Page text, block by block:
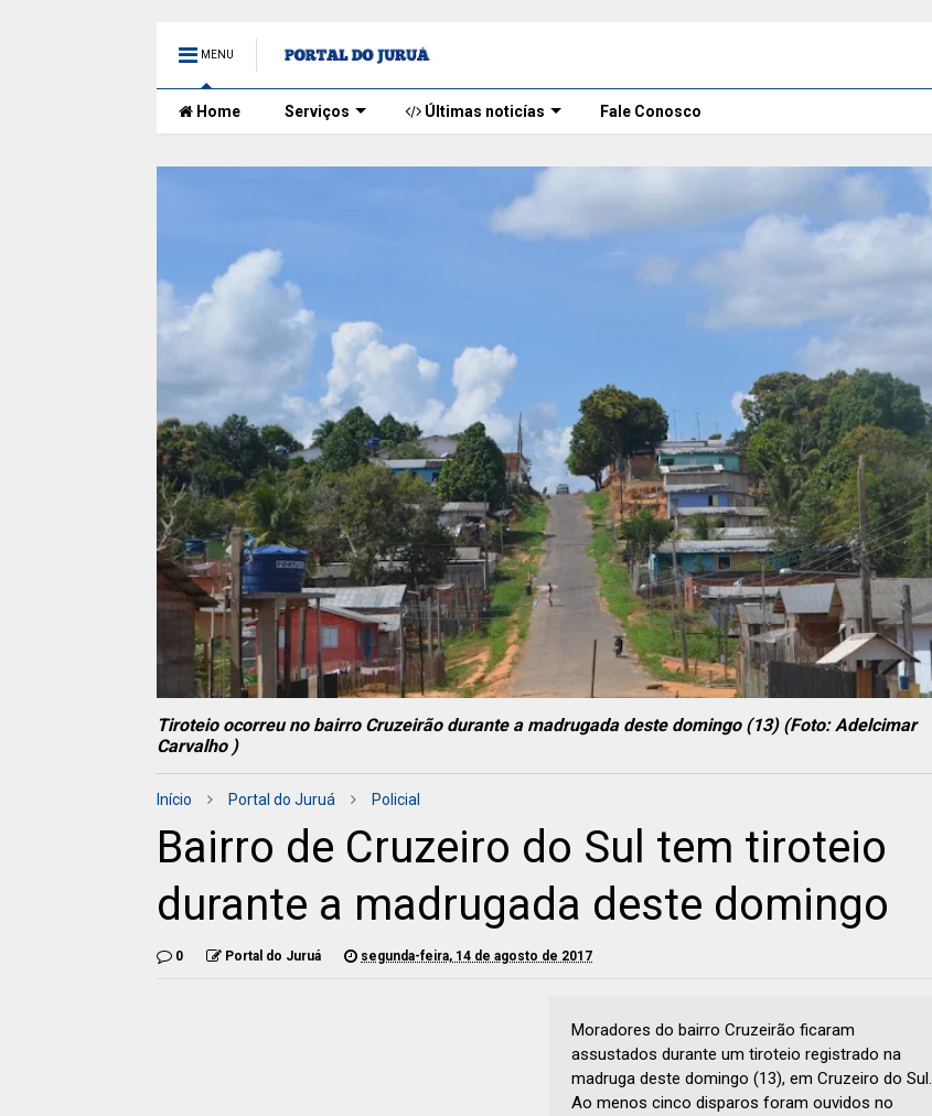
MENU
Home Serviços Últimas noticías Fale Conosco
Tiroteio ocorreu no bairro Cruzeirão durante a madrugada deste domingo (13) (Foto: Adelcimar
Carvalho )
Início Portal do Juruá Policial
Bairro de Cruzeiro do Sul tem tiroteio
durante a madrugada deste domingo
0 Portal do Juruá segunda-feira, 14 de agosto de 2017
Moradores do bairro Cruzeirão ficaram
assustados durante um tiroteio registrado na
madruga deste domingo (13), em Cruzeiro do Sul.
Ao menos cinco disparos foram ouvidos no